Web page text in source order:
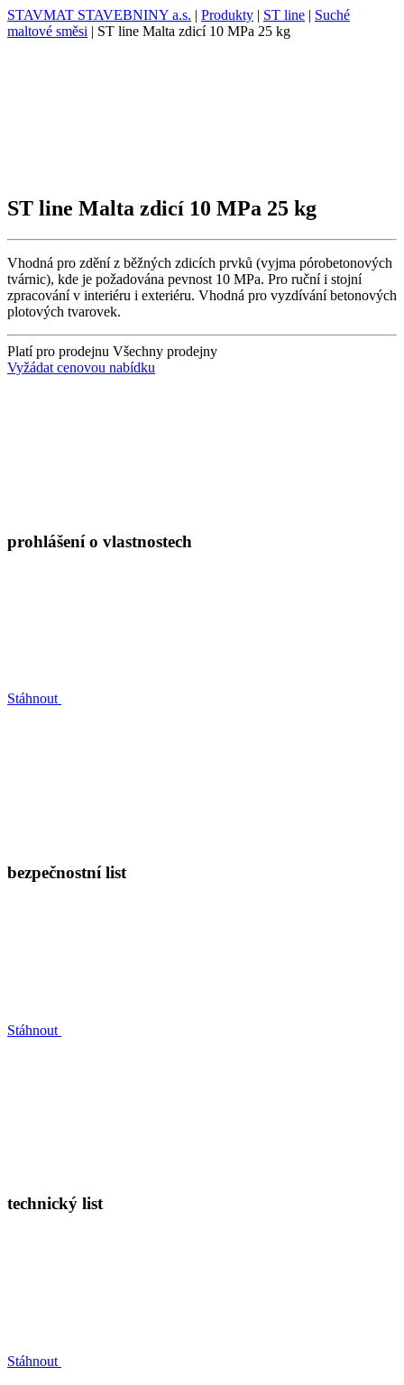
STAVMAT STAVEBNINY a.s. | Produkty | ST line | Suché
maltové směsi | ST line Malta zdicí 10 MPa 25 kg
ST line Malta zdicí 10 MPa 25 kg
Vhodná pro zdění z běžných zdicích prvků (vyjma pórobetonových
tvárnic), kde je požadována pevnost 10 MPa. Pro ruční i stojní
zpracování v interiéru i exteriéru. Vhodná pro vyzdívání betonových
plotových tvarovek.
Platí pro prodejnu Všechny prodejny
Vyžádat cenovou nabídku
prohlášení o vlastnostech
Stáhnout
bezpečnostní list
Stáhnout
technický list
Stáhnout